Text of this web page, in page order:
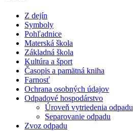
Z dejín
Symboly
Pohľadnice
Materská škola
Základná škola
Kultúra a šport
Časopis a pamätná kniha
Farnosť
Ochrana osobných údajov
Odpadové hospodárstvo
Úroveň vytriedenia odpadu
Separovanie odpadu
Zvoz odpadu